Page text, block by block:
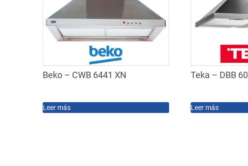
Beko – CWB 6441 XN
Leer más
Teka – DBB 60
Leer más